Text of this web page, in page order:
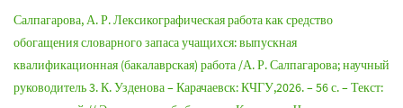
Салпагарова, А. Р. Лексикографическая работа как средство
обогащения словарного запаса учащихся: выпускная
квалификационная (бакалаврская) работа /А. Р. Салпагарова; научный
руководитель 3. К. Узденова – Карачаевск: КЧГУ,2026. – 56 с. – Текст: